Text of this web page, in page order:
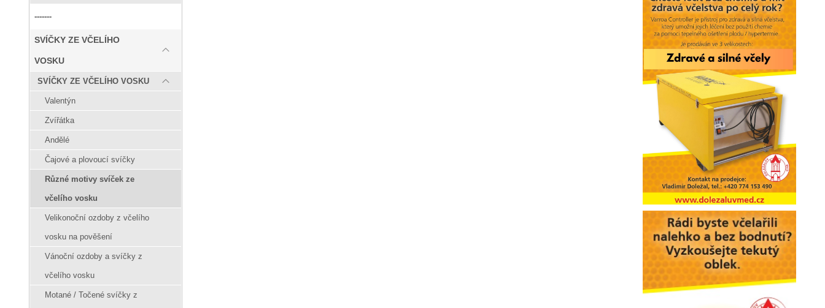
-------
SVÍČKY ZE VČELÍHO
VOSKU
SVÍČKY ZE VČELÍHO VOSKU
Valentýn
Zvířátka
Andělé
Čajové a plovoucí svíčky
Různé motivy svíček ze
včelího vosku
Velikonoční ozdoby z včelího
vosku na pověšení
Vánoční ozdoby a svíčky z
včelího vosku
Motané / Točené svíčky z